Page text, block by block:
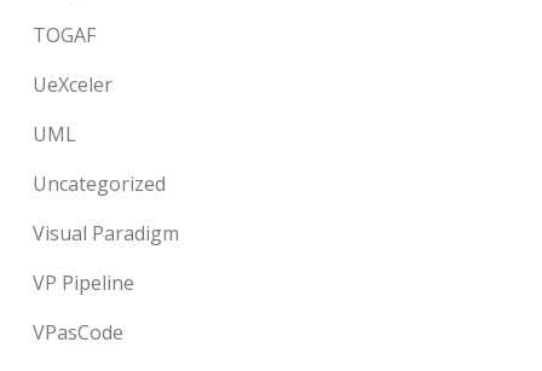
TOGAF
UeXceler
UML
Uncategorized
Visual Paradigm
VP Pipeline
VPasCode